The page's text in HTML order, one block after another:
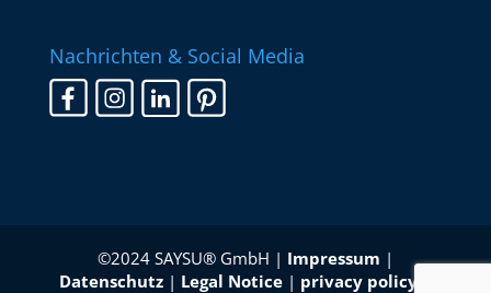
Nachrichten & Social Media
©2024 SAYSU® GmbH | Impressum |
Datenschutz | Legal Notice | privacy policy